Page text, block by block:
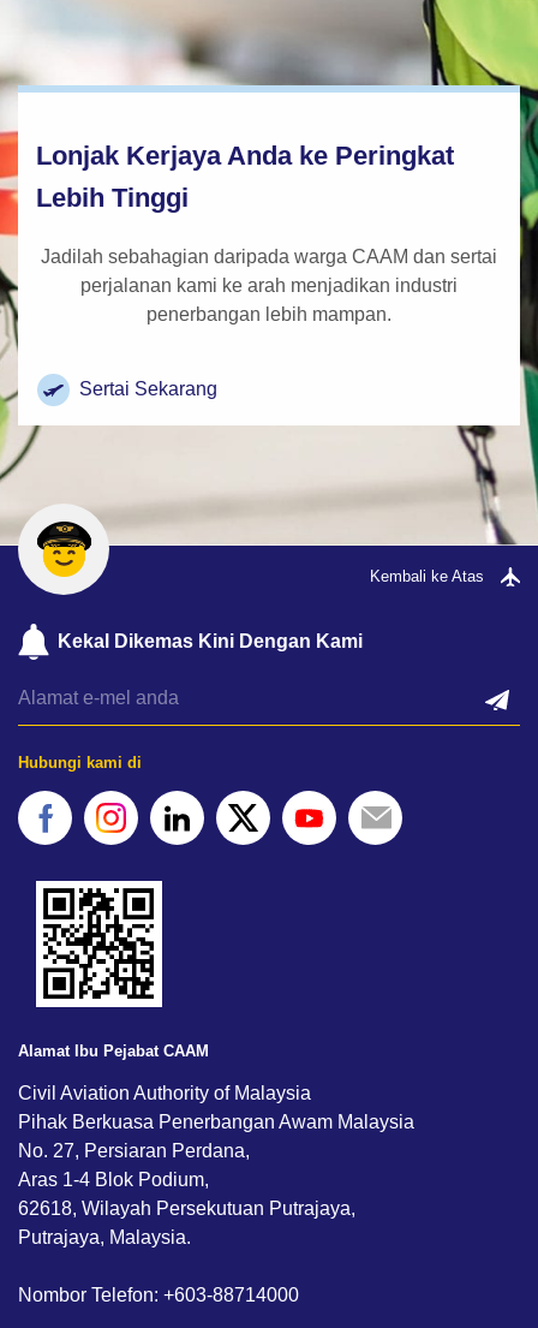
Lonjak Kerjaya Anda ke Peringkat
Lebih Tinggi
Jadilah sebahagian daripada warga CAAM dan sertai
perjalanan kami ke arah menjadikan industri
penerbangan lebih mampan.
Sertai Sekarang
Kembali ke Atas
Kekal Dikemas Kini Dengan Kami
Hubungi kami di
Alamat Ibu Pejabat CAAM
Civil Aviation Authority of Malaysia
Pihak Berkuasa Penerbangan Awam Malaysia
No. 27, Persiaran Perdana,
Aras 1-4 Blok Podium,
62618, Wilayah Persekutuan Putrajaya,
Putrajaya, Malaysia.
Nombor Telefon: +603-88714000